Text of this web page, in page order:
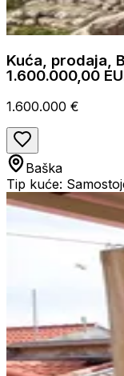
Kuća, prodaja,
1.600.000,00
1.600.000 €
Baška
Tip kuće: